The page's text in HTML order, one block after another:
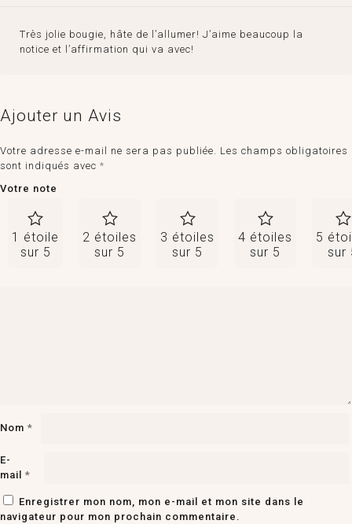
Très jolie bougie, hâte de l’allumer! J’aime beaucoup la
notice et l’affirmation qui va avec!
Ajouter un Avis
Votre adresse e-mail ne sera pas publiée.
Les champs obligatoires
sont indiqués avec *
Votre note
1 étoile
sur 5
2 étoiles
sur 5
3 étoiles
sur 5
4 étoiles
sur 5
5
sur
Nom *
E-
mail *
Enregistrer mon nom, mon e-mail et mon site dans le
navigateur pour mon prochain commentaire.